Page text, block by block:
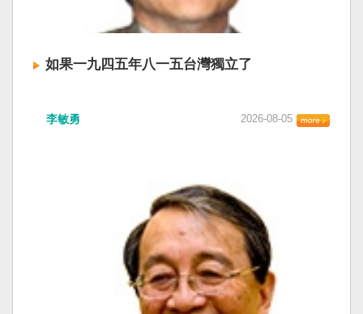
如果一九四五年八一五台灣獨立了
李敏勇 2026-08-05